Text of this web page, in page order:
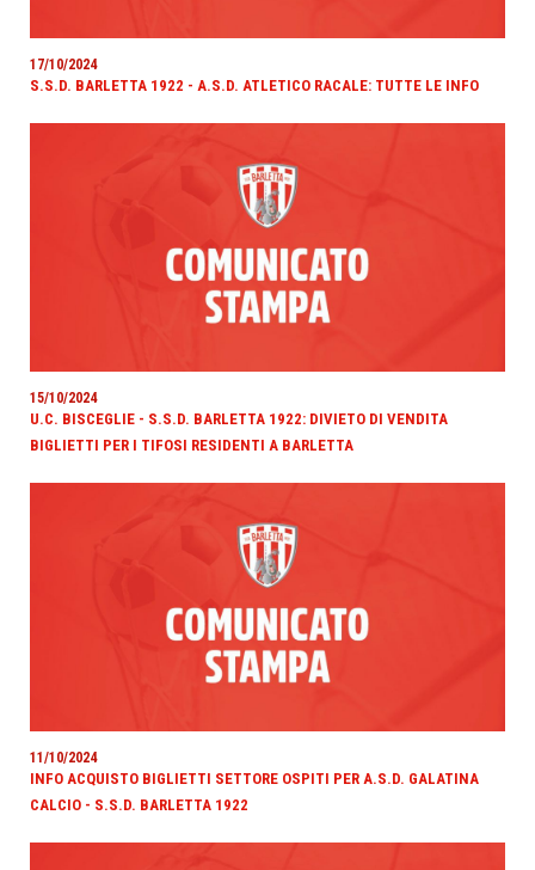
17/10/2024
S.S.D. BARLETTA 1922 - A.S.D. ATLETICO RACALE: TUTTE LE INFO
15/10/2024
U.C. BISCEGLIE - S.S.D. BARLETTA 1922: DIVIETO DI VENDITA
BIGLIETTI PER I TIFOSI RESIDENTI A BARLETTA
11/10/2024
INFO ACQUISTO BIGLIETTI SETTORE OSPITI PER A.S.D. GALATINA
CALCIO - S.S.D. BARLETTA 1922